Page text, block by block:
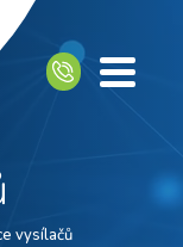
vysílačů